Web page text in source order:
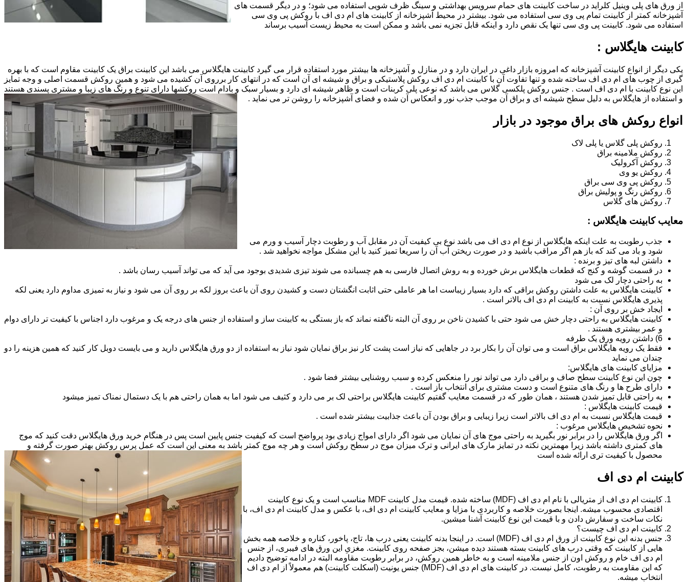
از ورق های پلی وینیل کلراید در ساخت کابینت های حمام سرویس بهداشتی و سینگ ظرف شویی استفاده می شود؛ و در دیگر قسمت های
آشپزخانه کمتر از کابینت تمام پی وی سی استفاده می شود. بیشتر در محیط آشپزخانه از کابینت های ام دی اف با روکش پی وی سی
استفاده می شود. کابینت پی وی سی تنها یک نقص دارد و اینکه قابل تجزیه نمی باشد و ممکن است به محیط زیست آسیب برساند
کابینت هایگلاس :
یکی دیگر از انواع کابینت آشپزخانه که امروزه بازار داغی در ایران دارد و در منازل و آشپزخانه ها بیشتر مورد استفاده قرار می گیرد کابینت هایگلاس می باشد این کابینت براق یک کابینت مقاوم است که با بهره
گیری از چوب های ام دی اف ساخته شده و تنها تفاوت آن با کابینت ام دی اف روکش پلاستیکی و براق و شیشه ای آن است که در انتهای کار برروی آن کشیده می شود و همین روکش قسمت اصلی و وجه تمایز
این نوع کابینت با ام دی اف است . جنس روکش پلکسی گلاس می باشد که نوعی پلی کربنات است و ظاهر شیشه ای دارد و بسیار سبک و بادام است روکشها دارای تنوع و رنگ های زیبا و مشتری پسندی هستند
و استفاده از هایگلاس به دلیل سطح شیشه ای و براق آن موجب جذب نور و انعکاس آن شده و فضای آشپزخانه را روشن تر می نماید .
انواع روکش های براق موجود در بازار
روکش پلی گلاس یا پلی لاک
روکش ملامینه براق
روکش آکرولیک
روکش یو وی
روکش پی وی سی براق
روکش رنگ و پولیش براق
روکش های گلاس
معایب کابینت هایگلاس :
جذب رطوبت به علت اینکه هایگلاس از نوع ام دی اف می باشد نوع بی کیفیت آن در مقابل آب و رطوبت دچار آسیب و ورم می
شود و باد می کند که باز هم اگر مراقب باشید و در صورت ریختن آب آن را سریعا تمیز کنید با این مشکل مواجه نخواهید شد .
داشتن لبه های تیز و برنده :
در قسمت گوشه و کنج که قطعات هایگلاس برش خورده و به روش اتصال فارسی به هم چسبانده می شوند تیزی شدیدی بوجود می آید که می تواند آسیب رسان باشد .
به راحتی دچار لک می شود
کابینت هایگلاس به علت داشتن روکش براقی که دارد بسیار زیباست اما هر عاملی حتی اثابت انگشتان دست و کشیدن روی آن باعث بروز لکه بر روی آن می شود و نیاز به تمیزی مداوم دارد یعنی لکه
پذیری هایگلاس نسبت به کابینت ام دی اف بالاتر است .
ایجاد خش بر روی آن :
کابینت هایگلاس به راحتی دچار خش می شود حتی با کشیدن ناخن بر روی آن البته ناگفته نماند که باز بستگی به کابینت ساز و استفاده از جنس های درجه یک و مرغوب دارد اجناس با کیفیت تر دارای دوام
و عمر بیشتری هستند .
6) داشتن رویه ورق یک طرفه
فقط یک رویه هایگلاس براق است و می توان آن را بکار برد در جاهایی که نیاز است پشت کار نیز براق نمایان شود نیاز به استفاده از دو ورق هایگلاس دارید و می بایست دوبل کار کنید که همین هزینه را دو
چندان می نماید
مزایای کابینت های هایگلاس:
چون این نوع کابینت سطح صاف و براقی دارد می تواند نور را منعکس کرده و سبب روشنایی بیشتر فضا شود .
دارای طرح ها و رنگ های متنوع است و دست مشتری برای انتخاب باز است .
به راحتی قابل تمیز شدن هستند ، همان طور که در قسمت معایب گفتیم کابینت هایگلاس براحتی لک بر می دارد و کثیف می شود اما به همان راحتی هم با یک دستمال نمناک تمیز میشود
قیمت کابینت هایگلاس :
قیمت هایگلاس نسبت به ام دی اف بالاتر است زیرا زیبایی و براق بودن آن باعث جذابیت بیشتر شده است .
نحوه تشخیص هایگلاس مرغوب :
اگر ورق هایگلاس را در برابر نور بگیرید به راحتی موج های آن نمایان می شود اگر دارای امواج زیادی بود پرواضح است که کیفیت جنس پایین است پس در هنگام خرید ورق هایگلاس دقت کنید که موج
های کمتری داشته باشد زیرا مهمترین نکته در تمایز مارک های ایرانی و ترک میزان موج در سطح روکش است و هر چه موج کمتر باشد به معنی این است که عمل پرس روکش بهتر صورت گرفته و
محصول با کیفیت تری ارائه شده است
کابینت ام دی اف
کابینت ام دی اف از متریالی با نام ام دی اف (MDF) ساخته شده. قیمت مدل کابینت MDF مناسب است و یک نوع کابینت
اقتصادی محسوب میشه. اینجا بصورت خلاصه و کاربردی با مزایا و معایب کابینت ام دی اف، با عکس و مدل کابینت ام دی اف، با
نکات ساخت و سفارش دادن و با قیمت این نوع کابینت آشنا میشین.
کابینت ام دی اف چیست؟
جنس بدنه این نوع کابینت از ورق ام دی اف (MDF) است. در اینجا بدنه کابینت یعنی درب ها، تاج، پاخور، کناره و خلاصه همه بخش
هایی از کابینت که وقتی درب های کابینت بسته هستند دیده میشن، بجز صفحه روی کابینت. مغزیِ این ورق های فیبری، از جنس
ام دی اف خام و روکش اون از جنس ملامینه است و به خاطر همین روکش، در برابر رطوبت مقاومه البته در ادامه توضیح دادیم
که این مقاومت به رطوبت، کامل نیست. در کابینت های ام دی اف (MDF) جنس یونیت (اسکلت کابینت) هم معمولاً از ام دی اف
انتخاب میشه.